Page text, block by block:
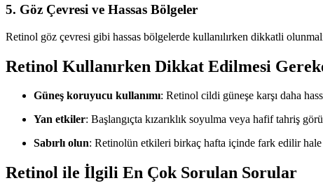
5. Göz Çevresi ve Hassas Bölgeler
Retinol göz çevresi gibi hassas bölgelerde kullanılırken dikkatli
Retinol Kullanırken Dikkat Edilmesi
Güneş koruyucu kullanımı: Retinol cildi güneşe karşı daha
Yan etkiler: Başlangıçta kızarıklık soyulma veya hafif tahriş
Sabırlı olun: Retinolün etkileri birkaç hafta içinde fark edilir
Retinol ile İlgili En Çok Sorulan Sorular